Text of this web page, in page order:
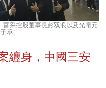
采控股董事長彭双浪以及光電元
承）
纏身，中國三安